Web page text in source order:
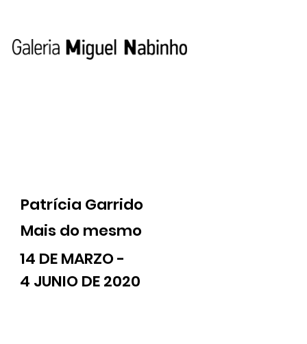
Patrícia Garrido
Mais do mesmo
14 DE MARZO -
4 JUNIO DE 2020